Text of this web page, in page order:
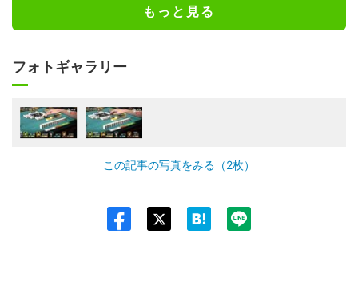
もっと見る
フォトギャラリー
この記事の写真をみる（2枚）